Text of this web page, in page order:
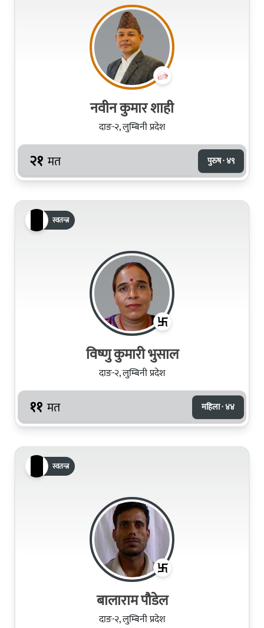
नवीन कुमार शाही
दाङ-२, लुम्बिनी प्रदेश
२१ मत पुरुष · ४९
स्वतन्त्र
विष्णु कुमारी भुसाल
दाङ-२, लुम्बिनी प्रदेश
११ मत महिला · ४४
स्वतन्त्र
बालाराम पौडेल
दाङ-२, लुम्बिनी प्रदेश